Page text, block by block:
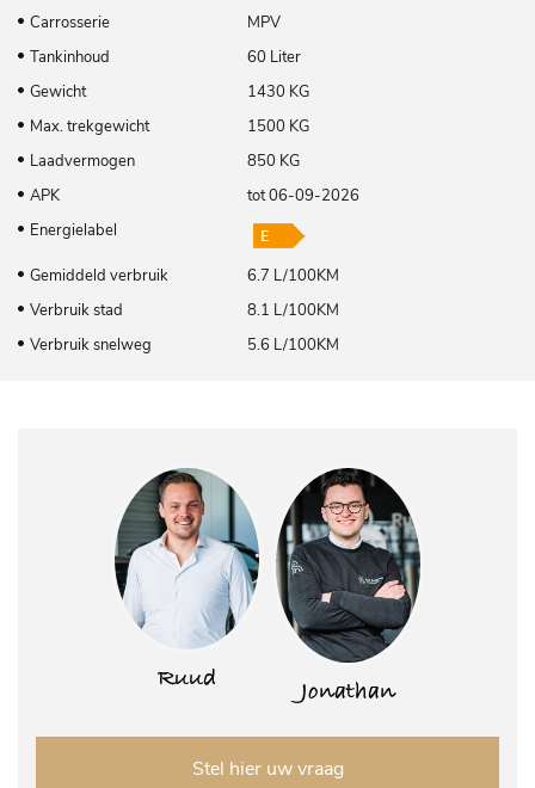
Carrosserie
MPV
Tankinhoud
60 Liter
Gewicht
1430 KG
Max. trekgewicht
1500 KG
Laadvermogen
850 KG
APK
tot 06-09-2026
Energielabel
Gemiddeld verbruik
6.7 L/100KM
Verbruik stad
8.1 L/100KM
Verbruik snelweg
5.6 L/100KM
Ruud Jonathan
Stel hier uw vraag